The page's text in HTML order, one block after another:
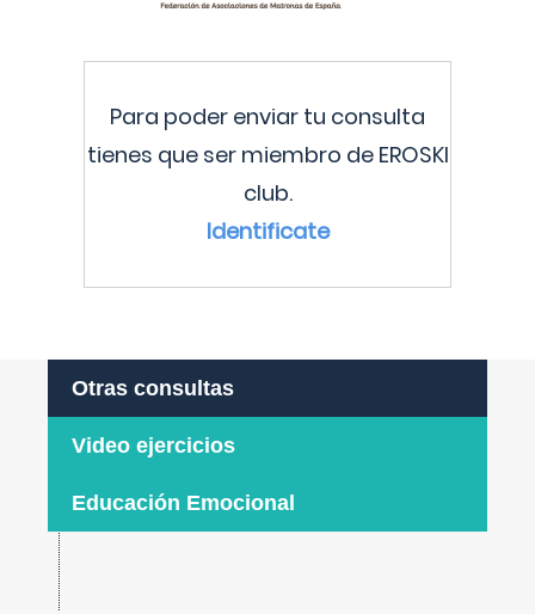
Para poder enviar tu consulta
tienes que ser miembro de EROSKI
club.
Identificate
Otras consultas
Video ejercicios
Educación Emocional